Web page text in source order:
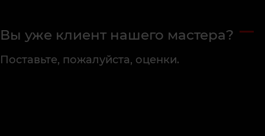
Вы уже клиент нашего мастера?
Поставьте, пожалуйста, оценки.